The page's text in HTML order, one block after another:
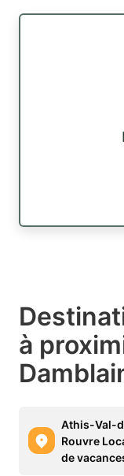
à
Athis-Val-
Rouvre
de